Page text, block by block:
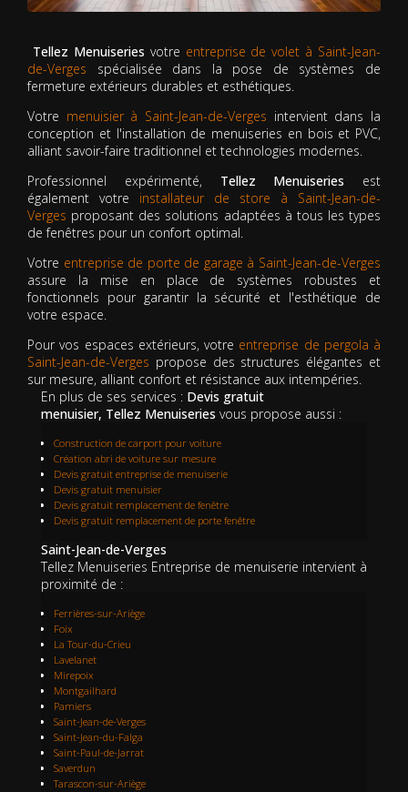
Tellez Menuiseries votre entreprise de volet à Saint-Jean-
de-Verges spécialisée dans la pose de systèmes de
fermeture extérieurs durables et esthétiques.
Votre menuisier à Saint-Jean-de-Verges intervient dans la
conception et l'installation de menuiseries en bois et PVC,
alliant savoir-faire traditionnel et technologies modernes.
Professionnel expérimenté, Tellez Menuiseries est
également votre installateur de store à Saint-Jean-de-
Verges proposant des solutions adaptées à tous les types
de fenêtres pour un confort optimal.
Votre entreprise de porte de garage à Saint-Jean-de-Verges
assure la mise en place de systèmes robustes et
fonctionnels pour garantir la sécurité et l'esthétique de
votre espace.
Pour vos espaces extérieurs, votre entreprise de pergola à
Saint-Jean-de-Verges propose des structures élégantes et
sur mesure, alliant confort et résistance aux intempéries.
En plus de ses services : Devis gratuit
menuisier, Tellez Menuiseries vous propose aussi :
Construction de carport pour voiture
Création abri de voiture sur mesure
Devis gratuit entreprise de menuiserie
Devis gratuit menuisier
Devis gratuit remplacement de fenêtre
Devis gratuit remplacement de porte fenêtre
Saint-Jean-de-Verges
Tellez Menuiseries Entreprise de menuiserie intervient à
proximité de :
Ferrières-sur-Ariège
Foix
La Tour-du-Crieu
Lavelanet
Mirepoix
Montgailhard
Pamiers
Saint-Jean-de-Verges
Saint-Jean-du-Falga
Saint-Paul-de-Jarrat
Saverdun
Tarascon-sur-Ariège